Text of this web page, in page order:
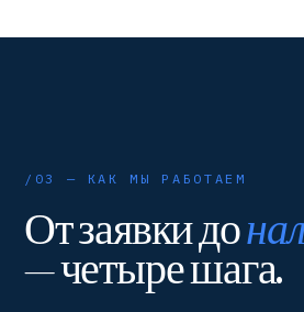
/03 — КАК МЫ РАБОТАЕМ
От заявки до
— четыре шага.